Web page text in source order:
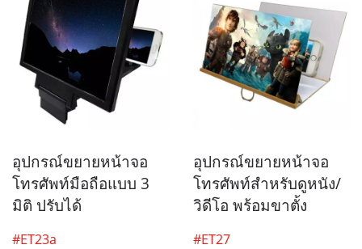
อุปกรณ์ขยายหน้าจอ
โทรศัพท์มือถือแบบ 3
มิติ ปรับได้
#ET23a
อุปกรณ์ขยายหน้าจอ
โทรศัพท์สำหรับดูหนัง/
วิดีโอ พร้อมขาตั้ง
#ET27